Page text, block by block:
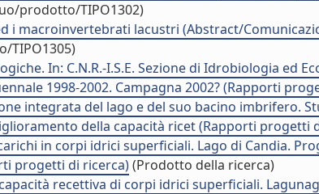
prodotto/TIPO1302)
i macroinvertebrati lacustri (Abstract/
TIPO1305)
In: C.N.R.-I.S.E. Sezione di Idrobiologia ed
1998-2002. Campagna 2002? (Rapporti
integrata del lago e del suo bacino imbrifero.
della capacità ricet (Rapporti progetti
in corpi idrici superficiali. Lago di Candia.
progetti di ricerca)(Prodotto della ricerca)
recettiva di corpi idrici superficiali.